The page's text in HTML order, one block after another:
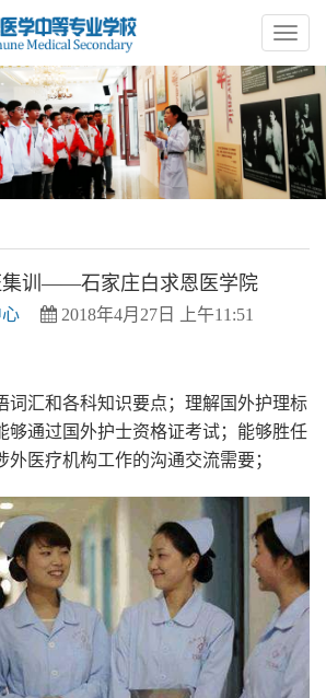
集训——石家庄白求恩医学院
2018年4月27日 上午11:51
词汇和各科知识要点；理解国外护理标
够通过国外护士资格证考试；能够胜任
外医疗机构工作的沟通交流需要；